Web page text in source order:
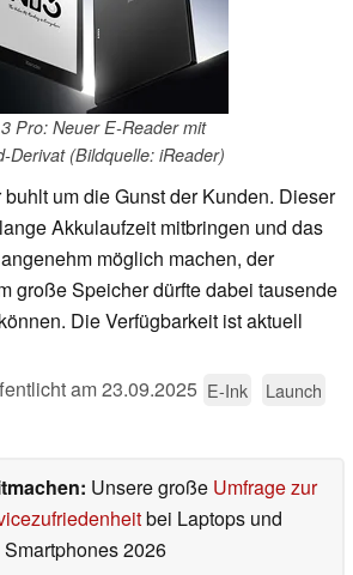
Pro: Neuer E-Reader mit
Derivat (Bildquelle: iReader)
um die Gunst der Kunden. Dieser
Akkulaufzeit mitbringen und das
möglich machen, der
große Speicher dürfte dabei tausende
Die Verfügbarkeit ist aktuell
am23.09.2025 E-Ink
Launch
Unsere große Umfrage zur
bei Laptops und
Smartphones 2026